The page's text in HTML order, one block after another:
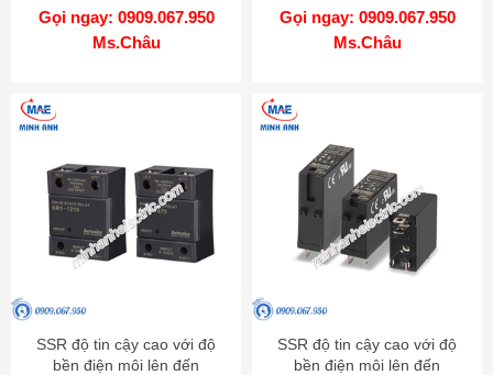
AK
Gọi ngay: 0909.067.950
Ms.Châu
4000VAC - Model SRPH1
Gọi ngay: 0909.067.950
Ms.Châu
SSR độ tin cậy cao với độ
bền điện môi lên đến
SSR độ tin cậy cao với độ
bền điện môi lên đến